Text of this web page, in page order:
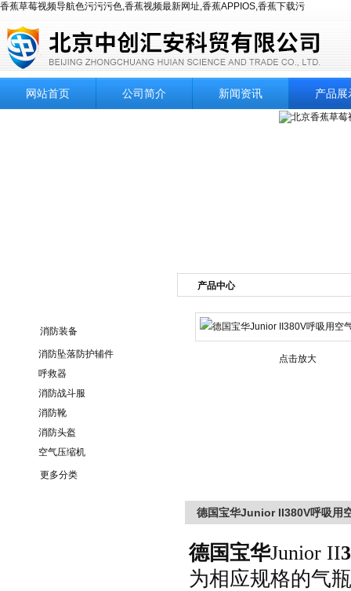
香蕉草莓视频导航色污污污色,香蕉视频最新网址,香蕉APPIOS,香蕉下载污
网站首页 公司简介 新闻资讯 产品展
消防装备
消防坠落防护辅件
呼救器
消防战斗服
消防靴
消防头盔
空气压缩机
更多分类
产品中心
点击放大
德国宝华Junior II380V呼吸用
德国宝华Junior II
为相应规格的气